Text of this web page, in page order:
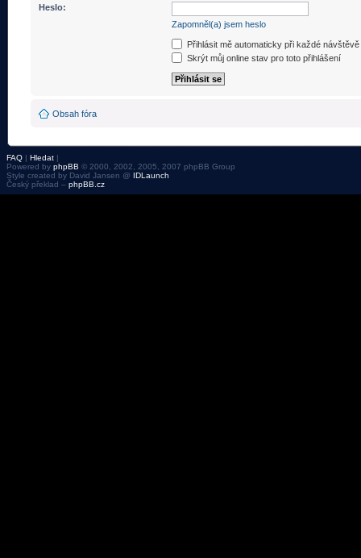
Heslo:
Zapomněl(a) jsem heslo
Přihlásit mě automaticky při každé návštěvě
Skrýt můj online stav pro toto přihlášení
Obsah fóra
FAQ | Hledat |
Powered by phpBB © 2000, 2002, 2005, 2007 phpBB Group
Style created by David Jansen @ IDLaunch
Český překlad – phpBB.cz